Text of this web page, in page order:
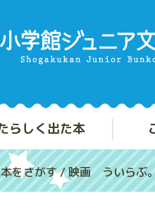
らしく出た本
本をさがす/映画 ういらぶ